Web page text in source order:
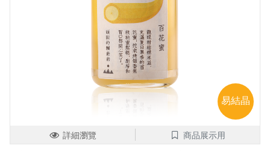
易結晶
詳細瀏覽 商品展示用